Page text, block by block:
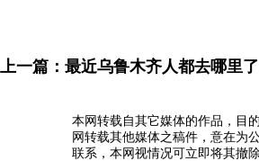
上一篇： 最近乌鲁木齐人都去哪里
本网转载自其它媒体的作品，目
网转载其他媒体之稿件，意在为
联系，本网视情况可立即将其撤除